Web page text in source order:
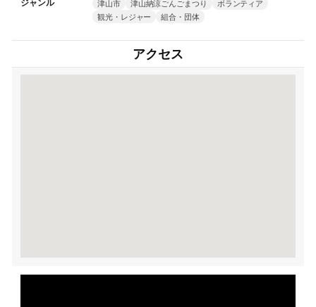
津山市 津山納涼ごんごまつり
ボランティア
観光・レジャー
組合・団体
アクセス